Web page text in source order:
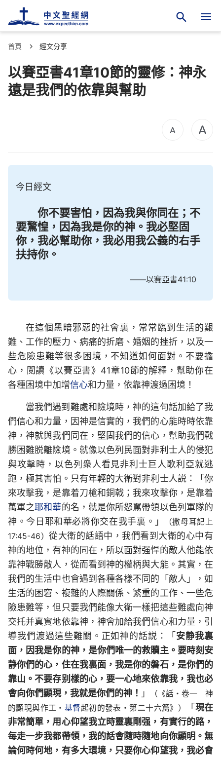
首頁 經文分享
以賽亞書41章10節的靈修：神永
遠是我們的依靠與幫助
今日經文
你不要害怕，因為我與你同在；不
要驚惶，因為我是你的神。我必堅固
你，我必幫助你，我必用我公義的右手
扶持你。
——以賽亞書41:10
在這個黑暗邪惡的社會裏，常常臨到生活的艱
難、工作的壓力、病痛的折磨、婚姻的挫折，以及一
些危險患難等很多困境，不知道如何面對。不要擔
心，閲讀《以賽亞書》41章10節的解釋，幫助你在
各種困境中加增信心和力量，依靠神渡過困境！
當我們遇到難處和險境時，神的這句話加給了我
們信心和力量，因神是信實的，我們的心能時時依靠
神，神就與我們同在，堅固我們的信心，幫助我們戰
勝困難脱離險境。就像以色列民面對非利士人的侵犯
與攻擊時，以色列衆人看見非利士巨人歌利亞就逃
跑，極其害怕。只有年輕的大衛對非利士人説：「你
來攻擊我，是靠着刀槍和銅戟；我來攻擊你，是靠着
萬軍之耶和華的名，就是你所怒駡帶領以色列軍隊的
神。今日耶和華必將你交在我手裏。」
（撒母耳記上
17:45-46）從大衛的話語中，我們看到大衛的心中有
神的地位，有神的同在，所以面對强悍的敵人他能依
靠神戰勝敵人，從而看到神的權柄與大能。其實，在
我們的生活中也會遇到各種各樣不同的「敵人」，如
生活的困窘、複雜的人際關係、繁重的工作、一些危
險患難等，但只要我們能像大衛一樣把這些難處向神
交托并真實地依靠神，神會加給我們信心和力量，引
導我們渡過這些難關。正如神的話説：「 安静我裏
面，因我是你的神，是你們唯一的救贖主。要時刻安
静你們的心，住在我裏面，我是你的磐石，是你們的
靠山。不要存别樣的心，要一心地來依靠我，我也必
會向你們顯現，我就是你們的神！ 」
（《話・卷一 神
的顯現與作工・ 基督起初的發表・第二十六篇》） 「 現在
非常簡單，用心仰望我立時靈裏剛强，有實行的路，
每走一步我都帶領，我的話會隨時隨地向你顯明。無
論何時何地，有多大環境，只要你心仰望我，我必會